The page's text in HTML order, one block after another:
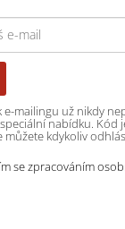
reklamovat,
e-mailingu už nikdy
nabídku. Kód
můžete kdykoliv
se zpracováním